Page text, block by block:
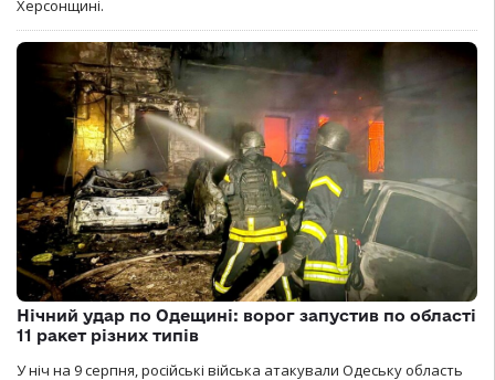
Херсонщині.
Нічний удар по Одещині: ворог запустив по області
11 ракет різних типів
У ніч на 9 серпня, російські війська атакували Одеську область